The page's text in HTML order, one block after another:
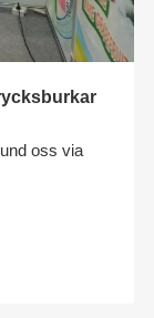
oss ​​via
att